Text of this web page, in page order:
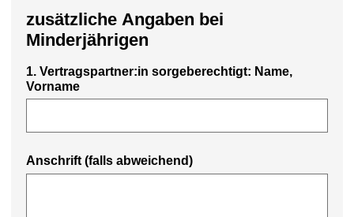
zusätzliche Angaben bei
Minderjährigen
1. Vertragspartner:in sorgeberechtigt: Name,
Vorname
Anschrift (falls abweichend)